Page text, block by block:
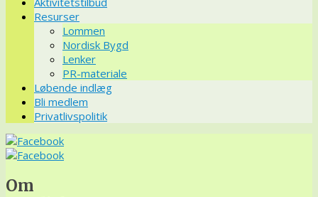
Resurser
Lommen
Nordisk Bygd
Lenker
PR-materiale
Løbende indlæg
Bli medlem
Privatlivspolitik
Om